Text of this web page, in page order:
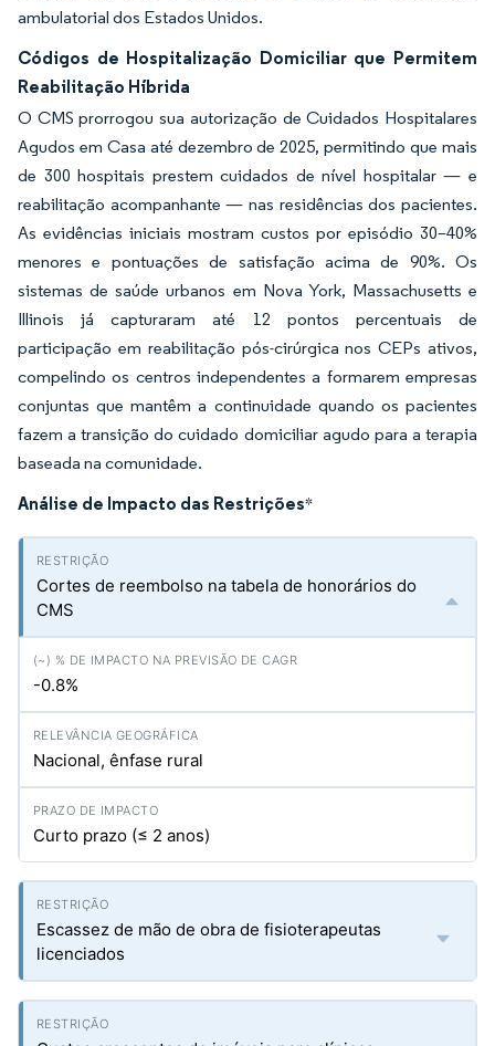
ambulatorial dos Estados Unidos.
Códigos de Hospitalização Domiciliar que Permitem
Reabilitação Híbrida
O CMS prorrogou sua autorização de Cuidados Hospitalares
Agudos em Casa até dezembro de 2025, permitindo que mais
de 300 hospitais prestem cuidados de nível hospitalar — e
reabilitação acompanhante — nas residências dos pacientes.
As evidências iniciais mostram custos por episódio 30–40%
menores e pontuações de satisfação acima de 90%. Os
sistemas de saúde urbanos em Nova York, Massachusetts e
Illinois já capturaram até 12 pontos percentuais de
participação em reabilitação pós-cirúrgica nos CEPs ativos,
compelindo os centros independentes a formarem empresas
conjuntas que mantêm a continuidade quando os pacientes
fazem a transição do cuidado domiciliar agudo para a terapia
baseada na comunidade.
Análise de Impacto das Restrições*
Cortes de reembolso na tabela de honorários do
CMS
-0.8%
Nacional, ênfase rural
Curto prazo (≤ 2 anos)
Escassez de mão de obra de fisioterapeutas
licenciados